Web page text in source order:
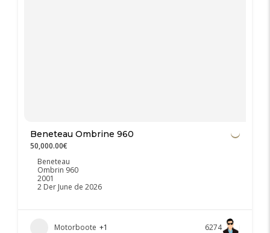
Beneteau Ombrine 960
50,000.00€
Beneteau
Ombrin 960
2001
2 Der June de 2026
Motorboote +1 6274